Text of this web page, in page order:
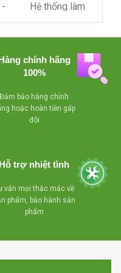
- Hệ thống làm
bằng dàn lạnh ống
đồng
- Lòng tủ được
làm bằng thép sơn tĩnh
- Sử dụng gas
R134a thân thiện với
- Compressor
làm lạnh nhanh, tiết
kiệm điện
- Lỗ thoát nước
chính hãng
100%
Đảm bảo hàng chính
hoặc hoàn tiền gấp
đôi
Hỗ trợ nhiệt tình
vấn mọi thắc mắc về
phẩm, bảo hành sản
phẩm